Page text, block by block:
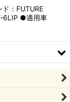
：FUTURE
6LIP ●適用車